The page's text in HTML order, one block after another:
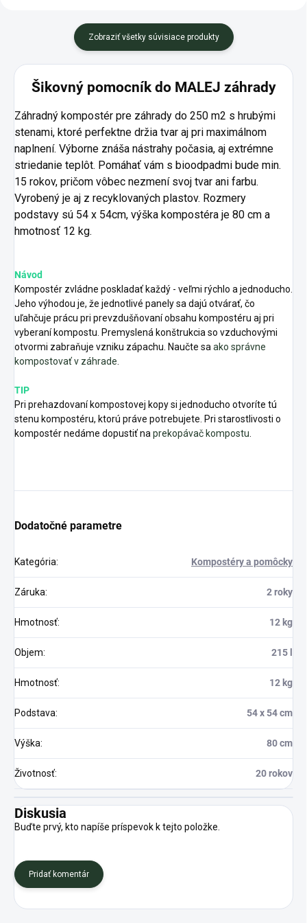
Zobraziť všetky súvisiace produkty
Šikovný pomocník do MALEJ záhrady
Záhradný kompostér pre záhrady do 250 m2 s hrubými
stenami, ktoré perfektne držia tvar aj pri maximálnom
naplnení. Výborne znáša nástrahy počasia, aj extrémne
striedanie teplôt. Pomáhať vám s bioodpadmi bude min.
15 rokov, pričom vôbec nezmení svoj tvar ani farbu.
Vyrobený je aj z recyklovaných plastov. Rozmery
podstavy sú 54 x 54cm, výška kompostéra je 80 cm a
hmotnosť 12 kg.
Návod
Kompostér zvládne poskladať každý - veľmi rýchlo a jednoducho.
Jeho výhodou je, že jednotlivé panely sa dajú otvárať, čo
uľahčuje prácu pri prevzdušňovaní obsahu kompostéru aj pri
vyberaní kompostu. Premyslená konštrukcia so vzduchovými
otvormi zabraňuje vzniku zápachu. Naučte sa ako správne
kompostovať v záhrade
TIP
Pri prehazdovaní kompostovej kopy si jednoducho otvoríte tú
stenu kompostéru, ktorú práve potrebujete. Pri starostlivosti o
kompostér nedáme dopustiť na prekopávač kompostu
Dodatočné parametre
Kategória: Kompostéry a pomôcky
Záruka: 2 roky
Hmotnosť: 12 kg
Objem: 215 l
Hmotnosť: 12 kg
Podstava: 54 x 54 cm
Výška: 80 cm
Životnosť: 20 rokov
Diskusia
Buďte prvý, kto napíše príspevok k tejto položke.
Pridať komentár